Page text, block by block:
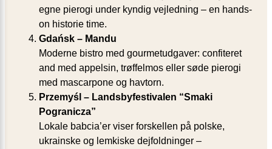
egne pierogi under kyndig vejledning – en hands-
on historie time.
Gdańsk – Mandu
Moderne bistro med gourmetudgaver: confiteret
and med appelsin, trøffelmos eller søde pierogi
med mascarpone og havtorn.
Przemyśl – Landsbyfestivalen “Smaki
Pogranicza”
Lokale babcia’er viser forskellen på polske,
ukrainske og lemkiske dejfoldninger –